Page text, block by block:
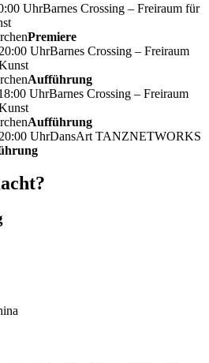
UhrBarnes Crossing – Freiraum für
Premiere
20:00 UhrBarnes Crossing – Freiraum
Aufführung
UhrBarnes Crossing – Freiraum
Aufführung
20:00 UhrDansArt TANZNETWORKS